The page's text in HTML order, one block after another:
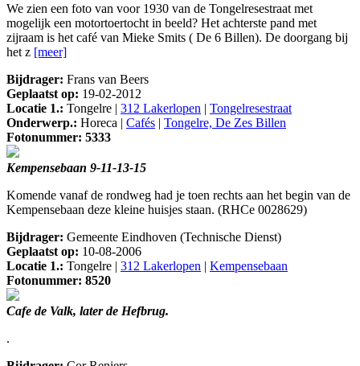
We zien een foto van voor 1930 van de Tongelresestraat met
mogelijk een motortoertocht in beeld? Het achterste pand met
zijraam is het café van Mieke Smits ( De 6 Billen). De doorgang bij
het z [meer]
Bijdrager: Frans van Beers
Geplaatst op: 19-02-2012
Locatie 1.: Tongelre | 312 Lakerlopen | Tongelresestraat
Onderwerp.: Horeca | Cafés | Tongelre, De Zes Billen
Fotonummer: 5333
Kempensebaan 9-11-13-15
Komende vanaf de rondweg had je toen rechts aan het begin van de
Kempensebaan deze kleine huisjes staan. (RHCe 0028629)
Bijdrager: Gemeente Eindhoven (Technische Dienst)
Geplaatst op: 10-08-2006
Locatie 1.: Tongelre | 312 Lakerlopen | Kempensebaan
Fotonummer: 8520
Cafe de Valk, later de Hefbrug.
.